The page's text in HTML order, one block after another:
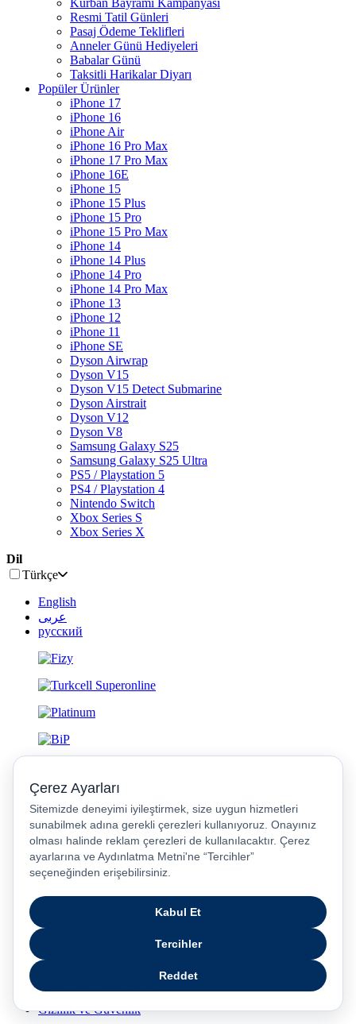
Kurban Bayramı Kampanyası
Resmi Tatil Günleri
Pasaj Ödeme Teklifleri
Anneler Günü Hediyeleri
Babalar Günü
Taksitli Harikalar Diyarı
Popüler Ürünler
iPhone 17
iPhone 16
iPhone Air
iPhone 16 Pro Max
iPhone 17 Pro Max
iPhone 16E
iPhone 15
iPhone 15 Plus
iPhone 15 Pro
iPhone 15 Pro Max
iPhone 14
iPhone 14 Plus
iPhone 14 Pro
iPhone 14 Pro Max
iPhone 13
iPhone 12
iPhone 11
iPhone SE
Dyson Airwrap
Dyson V15
Dyson V15 Detect Submarine
Dyson Airstrait
Dyson V12
Dyson V8
Samsung Galaxy S25
Samsung Galaxy S25 Ultra
PS5 / Playstation 5
PS4 / Playstation 4
Nintendo Switch
Xbox Series S
Xbox Series X
Dil
Türkçe
English
عربى
русский
Gizlilik ve Güvenlik